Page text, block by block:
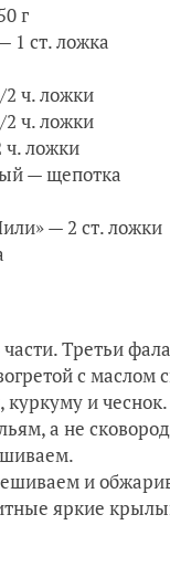
г
1 ст. ложка
ч. ложки
ч. ложки
ч. ложки
— щепотка
— 2 ст. ложки
Третьи
с маслом
куркуму и
а не
и
яркие